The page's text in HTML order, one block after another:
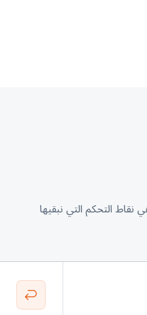
التحكم التي نبقيها